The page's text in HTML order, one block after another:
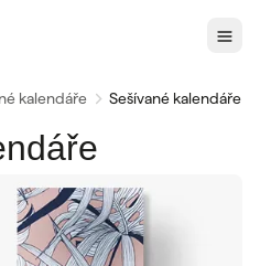
kalendáře Sešívané kalendáře